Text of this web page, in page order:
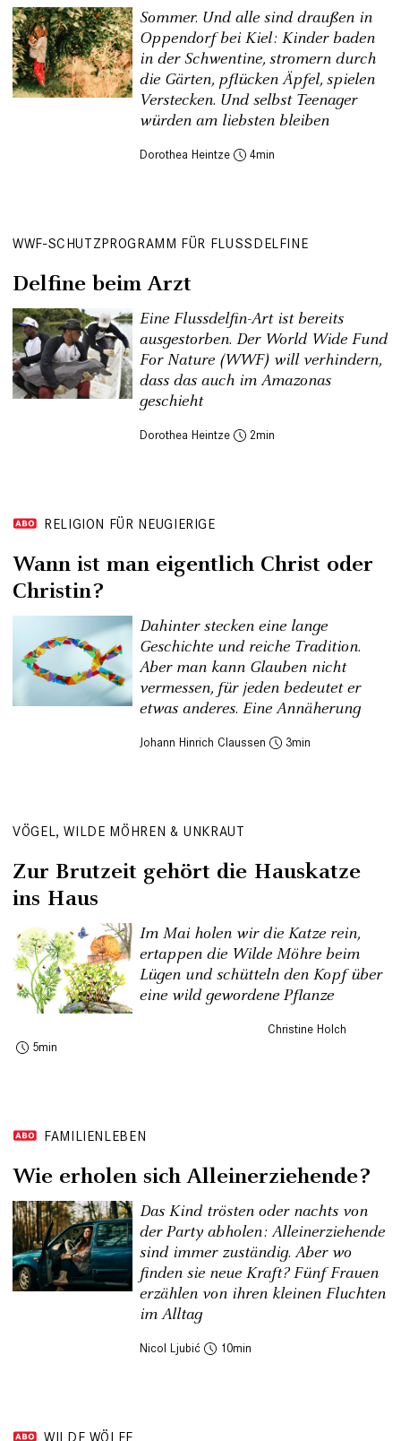
Sommer. Und alle sind draußen in
Oppendorf bei Kiel: Kinder baden
in der Schwentine, stromern durch
die Gärten, pflücken Äpfel, spielen
Verstecken. Und selbst Teenager
würden am liebsten bleiben
Dorothea Heintze 4
WWF-SCHUTZPROGRAMM FÜR FLUSSDELFINE
Delfine beim Arzt
Eine Flussdelfin-Art ist bereits
ausgestorben. Der World Wide Fund
For Nature (WWF) will verhindern,
dass das auch im Amazonas
geschieht
Dorothea Heintze 2
RELIGION FÜR NEUGIERIGE
Wann ist man eigentlich Christ oder
Christin?
Dahinter stecken eine lange
Geschichte und reiche Tradition.
Aber man kann Glauben nicht
vermessen, für jeden bedeutet er
etwas anderes. Eine Annäherung
Johann Hinrich Claussen 3
VÖGEL, WILDE MÖHREN & UNKRAUT
Zur Brutzeit gehört die Hauskatze
ins Haus
Im Mai holen wir die Katze rein,
ertappen die Wilde Möhre beim
Lügen und schütteln den Kopf über
eine wild gewordene Pflanze
Christine Holch
5
FAMILIENLEBEN
Wie erholen sich Alleinerziehende?
Das Kind trösten oder nachts von
der Party abholen: Alleinerziehende
sind immer zuständig. Aber wo
finden sie neue Kraft? Fünf Frauen
erzählen von ihren kleinen Fluchten
im Alltag
Nicol Ljubić 10
WILDE WÖLFE